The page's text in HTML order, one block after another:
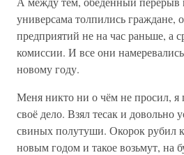
универсама толпились граждане,
предприятий не на час раньше, а
комиссии. И все они
новому году.
Меня никто ни о чём не просил, я
своё дело. Взял тесак и довольно
свиных полутуши. Окорок рубил
новым годом и такое возьмут, на